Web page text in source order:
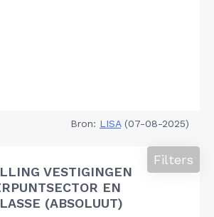
Bron: LISA(07-08-2025)
VESTIGINGEN
EN
(ABSOLUUT)
Filters